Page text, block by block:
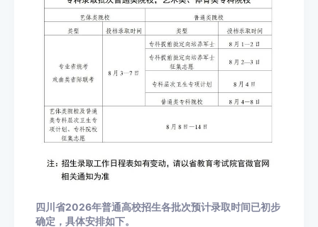
四川省2026年普通高校招生各批次预计录取时间已初步
确定，具体安排如下。